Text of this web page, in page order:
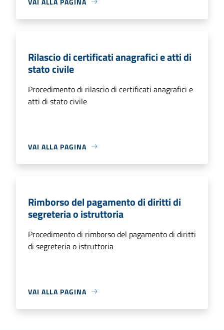
Rilascio di certificati anagrafici e atti di
stato civile
Procedimento di rilascio di certificati anagrafici e
atti di stato civile
VAI ALLA PAGINA
Rimborso del pagamento di diritti di
segreteria o istruttoria
Procedimento di rimborso del pagamento di diritti
di segreteria o istruttoria
VAI ALLA PAGINA